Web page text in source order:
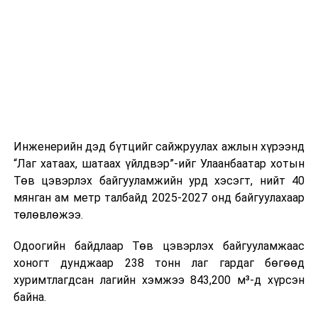
өдөр тутмын ажлын бэлэн байдлыг хангах зэрэг
практик ур чадварыг сургалтын хөтөлбөрт тусгажээ.
Сургалтыг танилцуулах лекц, асуулт-хариулт,
жишээнд суурилсан сургалт, багаар ажиллах дасгал,
танилцах, онцгой нөхцөлд ажиллах дадлага зэрэг
онол, практик хосолсон хэлбэрээр зохион байгуулж
байна.
Инженерийн дэд бүтцийг сайжруулах ажлын хүрээнд
“Лаг хатаах, шатаах үйлдвэр”-ийг Улаанбаатар хотын
Төв цэвэрлэх байгууламжийн урд хэсэгт, нийт 40
мянган ам метр талбайд 2025-2027 онд байгуулахаар
төлөвлөжээ.
Одоогийн байдлаар Төв цэвэрлэх байгууламжаас
хоногт дунджаар 238 тонн лаг гардаг бөгөөд
хуримтлагдсан лагийн хэмжээ 843,200 м³-д хүрсэн
байна.